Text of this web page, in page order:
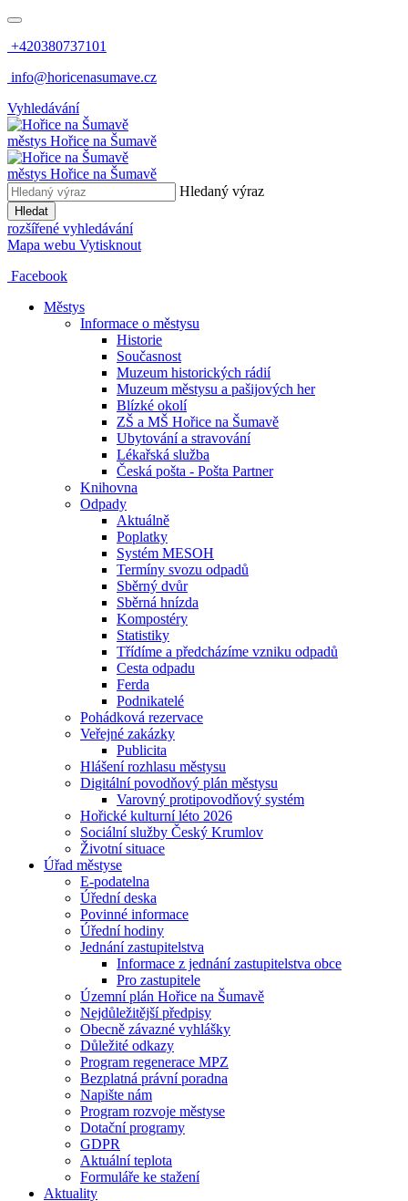
+420380737101
info@horicenasumave.cz
Vyhledávání
městys Hořice na Šumavě
městys Hořice na Šumavě
Hledaný výraz
Hledat
rozšířené vyhledávání
Mapa webu Vytisknout
Facebook
Městys
Informace o městysu
Historie
Současnost
Muzeum historických rádií
Muzeum městysu a pašijových her
Blízké okolí
ZŠ a MŠ Hořice na Šumavě
Ubytování a stravování
Lékařská služba
Česká pošta - Pošta Partner
Knihovna
Odpady
Aktuálně
Poplatky
Systém MESOH
Termíny svozu odpadů
Sběrný dvůr
Sběrná hnízda
Kompostéry
Statistiky
Třídíme a předcházíme vzniku odpadů
Cesta odpadu
Ferda
Podnikatelé
Pohádková rezervace
Veřejné zakázky
Publicita
Hlášení rozhlasu městysu
Digitální povodňový plán městysu
Varovný protipovodňový systém
Hořické kulturní léto 2026
Sociální služby Český Krumlov
Životní situace
Úřad městyse
E-podatelna
Úřední deska
Povinné informace
Úřední hodiny
Jednání zastupitelstva
Informace z jednání zastupitelstva obce
Pro zastupitele
Územní plán Hořice na Šumavě
Nejdůležitější předpisy
Obecně závazné vyhlášky
Důležité odkazy
Program regenerace MPZ
Bezplatná právní poradna
Napište nám
Program rozvoje městyse
Dotační programy
GDPR
Aktuální teplota
Formuláře ke stažení
Aktuality